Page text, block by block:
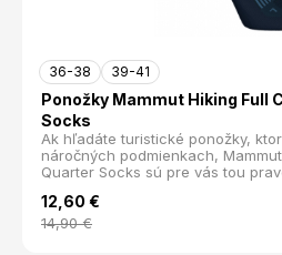
36-38 39-41
Ponožky Mammut Hiking Full
Socks
Ak hľadáte turistické ponožky,
náročných podmienkach,
Quarter Socks sú pre vás tou
pre ľahkú aj vysokohorskú
podržia i na ferratách.
12,60 €
14,90€